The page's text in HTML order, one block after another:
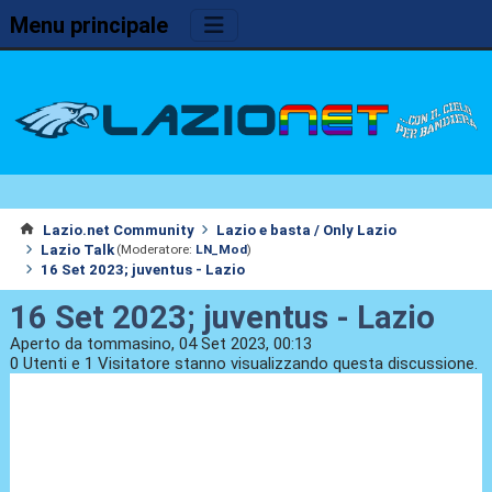
Menu principale
Lazio.net Community
Lazio e basta / Only Lazio
Lazio Talk (Moderatore: LN_Mod)
16 Set 2023; juventus - Lazio
16 Set 2023; juventus - Lazio
Aperto da tommasino, 04 Set 2023, 00:13
0 Utenti e 1 Visitatore stanno visualizzando questa discussione.